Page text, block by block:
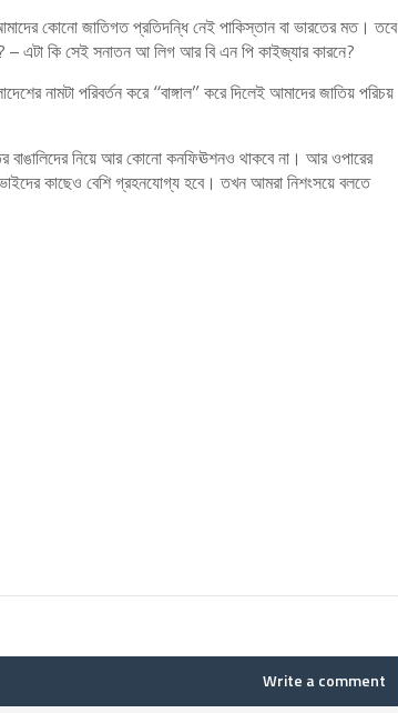
কোনো জাতিগত প্রতিদন্ধি নেই পাকিস্তান বা ভারতের মত। তবে
– এটা কি সেই সনাতন আ লিগ আর বি এন পি কাইজ্যার কারনে?
নামটা পরিবর্তন করে “বাঙ্গাল” করে দিলেই আমাদের জাতিয় পরিচয়
বাঙালিদের নিয়ে আর কোনো কনফিঊশনও থাকবে না। আর ওপারের
কাছেও বেশি গ্রহনযোগ্য হবে। তখন আমরা নিশংসয়ে বলতে
Write a comment